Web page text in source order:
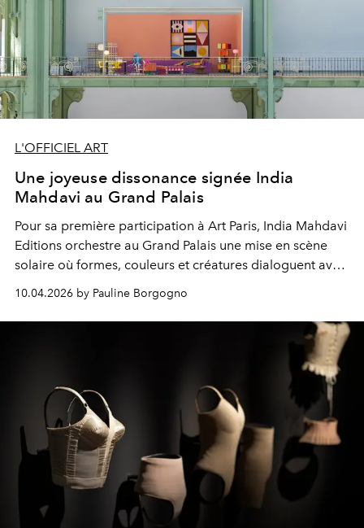
L'OFFICIEL ART
Une joyeuse dissonance signée India
Mahdavi au Grand Palais
Pour sa première participation à Art Paris, India Mahdavi
Editions orchestre au Grand Palais une mise en scène
solaire où formes, couleurs et créatures dialoguent avec
une intensité jubilatoire.
10.04.2026 by Pauline Borgogno